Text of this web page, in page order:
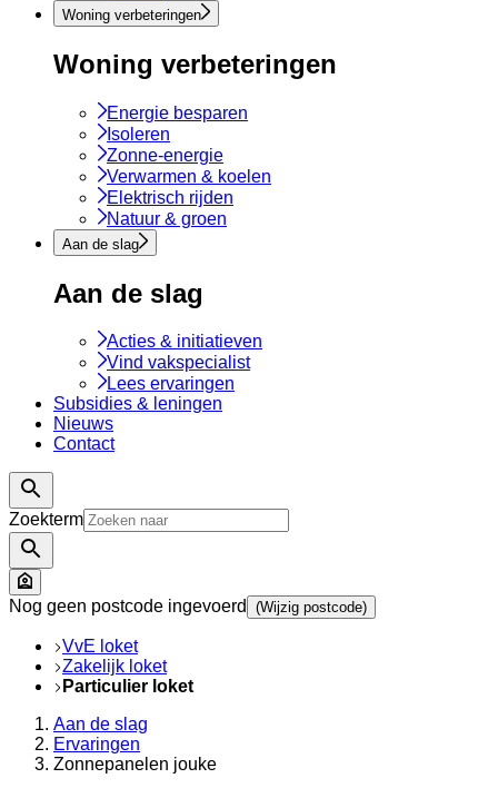
Woning verbeteringen
Woning verbeteringen
Energie besparen
Isoleren
Zonne-energie
Verwarmen & koelen
Elektrisch rijden
Natuur & groen
Aan de slag
Aan de slag
Acties & initiatieven
Vind vakspecialist
Lees ervaringen
Subsidies & leningen
Nieuws
Contact
Zoekterm
Nog geen postcode ingevoerd (Wijzig postcode)
VvE loket
Zakelijk loket
Particulier loket
Aan de slag
Ervaringen
Zonnepanelen jouke